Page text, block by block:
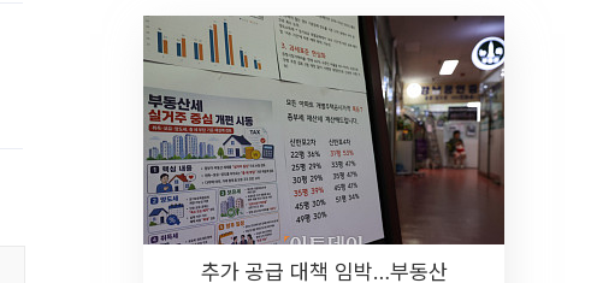
추가 공급 대책 임박…부동산